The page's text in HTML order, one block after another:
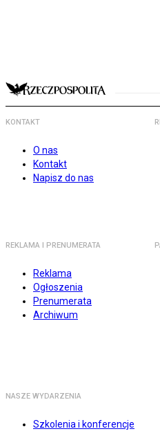
KONTAKT
O nas
Kontakt
Napisz do nas
REKLAMA I PRENUMERATA
Reklama
Ogłoszenia
Prenumerata
Archiwum
NASZE WYDARZENIA
Szkolenia i konferencje